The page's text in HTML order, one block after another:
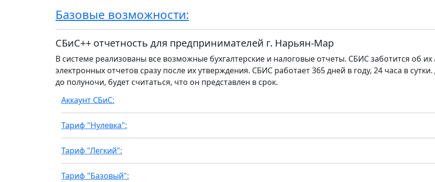
Базовые возможности:
СБиС++ отчетность для предпринимателей г. Нарьян-Мар
В системе реализованы все возможные бухгалтерские и налоговые отчеты. СБИС заботится об
электронных отчетов сразу после их утверждения. СБИС работает 365 дней в году, 24 часа в
до полуночи, будет считаться, что он представлен в срок.
Аккаунт СБиС:
Тариф "Нулевка":
Тариф "Легкий":
Тариф "Базовый":